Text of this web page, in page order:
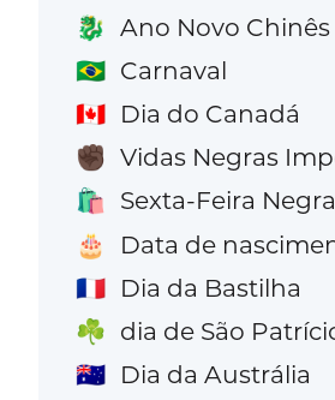
🐉 Ano Novo Chinês
🇧🇷 Carnaval
🇨🇦 Dia do Canadá
✊🏿 Vidas Negras
🛍️ Sexta-Feira Negra
🎂 Data de
🇫🇷 Dia da Bastilha
☘️ dia de São
🇦🇺 Dia da Austrália